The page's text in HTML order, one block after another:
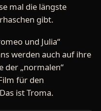
mal die längste
gibt.
und Julia“
werden auch auf ihre
der „normalen“
für den
ist Troma.